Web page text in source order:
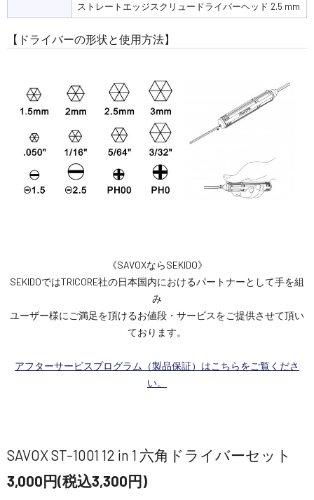
ストレートエッジスクリュードライバーヘッド 2.5 mm
【ドライバーの形状と使用方法】
《SAVOXならSEKIDO》
SEKIDOではTRICORE社の日本国内におけるパートナーとして手を組
み
ユーザー様にご満足を頂けるお値段・サービスをご提供させて頂い
ております。
アフターサービスプログラム（製品保証）はこちらをご覧くださ
い。
SAVOX ST-1001 12 in 1 六角ドライバーセット
3,000円(税込3,300円)